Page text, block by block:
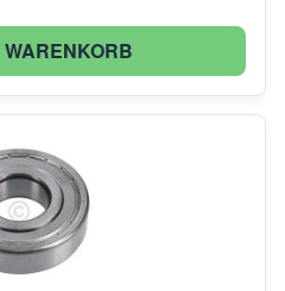
WARENKORB